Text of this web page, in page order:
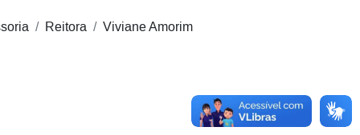
Reitora Viviane Amorim